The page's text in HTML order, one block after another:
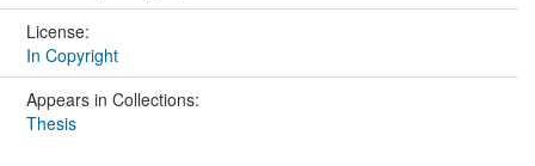
License:
In Copyright
Appears in Collections:
Thesis